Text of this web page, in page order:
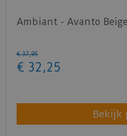
Ambiant - Avanto
€ 37,95
€ 32 ,25
Bekijk